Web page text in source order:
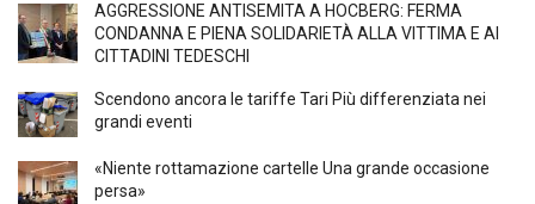
AGGRESSIONE ANTISEMITA A HÖCBERG: FERMA
CONDANNA E PIENA SOLIDARIETÀ ALLA VITTIMA E AI
CITTADINI TEDESCHI
Scendono ancora le tariffe Tari Più differenziata nei
grandi eventi
«Niente rottamazione cartelle Una grande occasione
persa»